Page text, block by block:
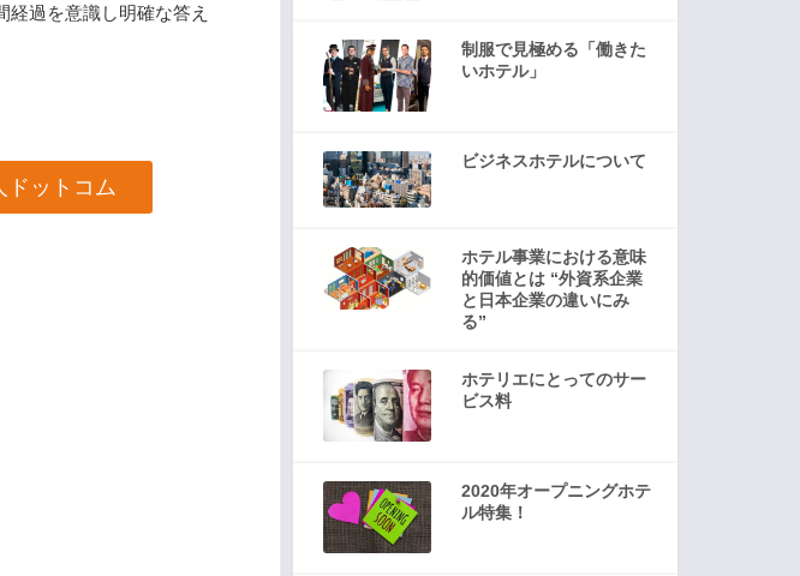
経過を意識し明確な答え
ドットコム
制服で見極める「働きた
いホテル」
ビジネスホテルについて
ホテル事業における意味
的価値とは “外資系企業
と日本企業の違いにみ
る”
ホテリエにとってのサー
ビス料
2020年オープニングホテ
ル特集！